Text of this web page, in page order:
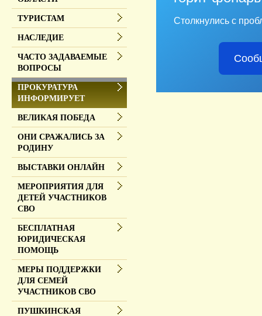
Столкнулись с
ТУРИСТАМ
НАСЛЕДИЕ
ЧАСТО ЗАДАВАЕМЫЕ
ВОПРОСЫ
ПРОКУРАТУРА
ИНФОРМИРУЕТ
ВЕЛИКАЯ ПОБЕДА
ОНИ СРАЖАЛИСЬ ЗА
РОДИНУ
ВЫСТАВКИ ОНЛАЙН
МЕРОПРИЯТИЯ ДЛЯ
ДЕТЕЙ УЧАСТНИКОВ
СВО
БЕСПЛАТНАЯ
ЮРИДИЧЕСКАЯ
ПОМОЩЬ
МЕРЫ ПОДДЕРЖКИ
ДЛЯ СЕМЕЙ
УЧАСТНИКОВ СВО
ПУШКИНСКАЯ